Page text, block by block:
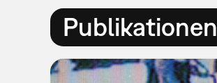
Publikationen